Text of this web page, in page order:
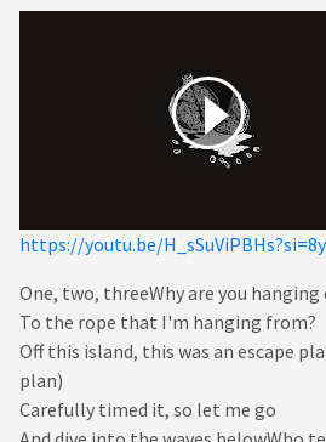
https://youtu.be/
One, two, threeWhy are you
To the rope that I'm hanging from?
Off this island, this was an escape
plan)
Carefully timed it, so let me go